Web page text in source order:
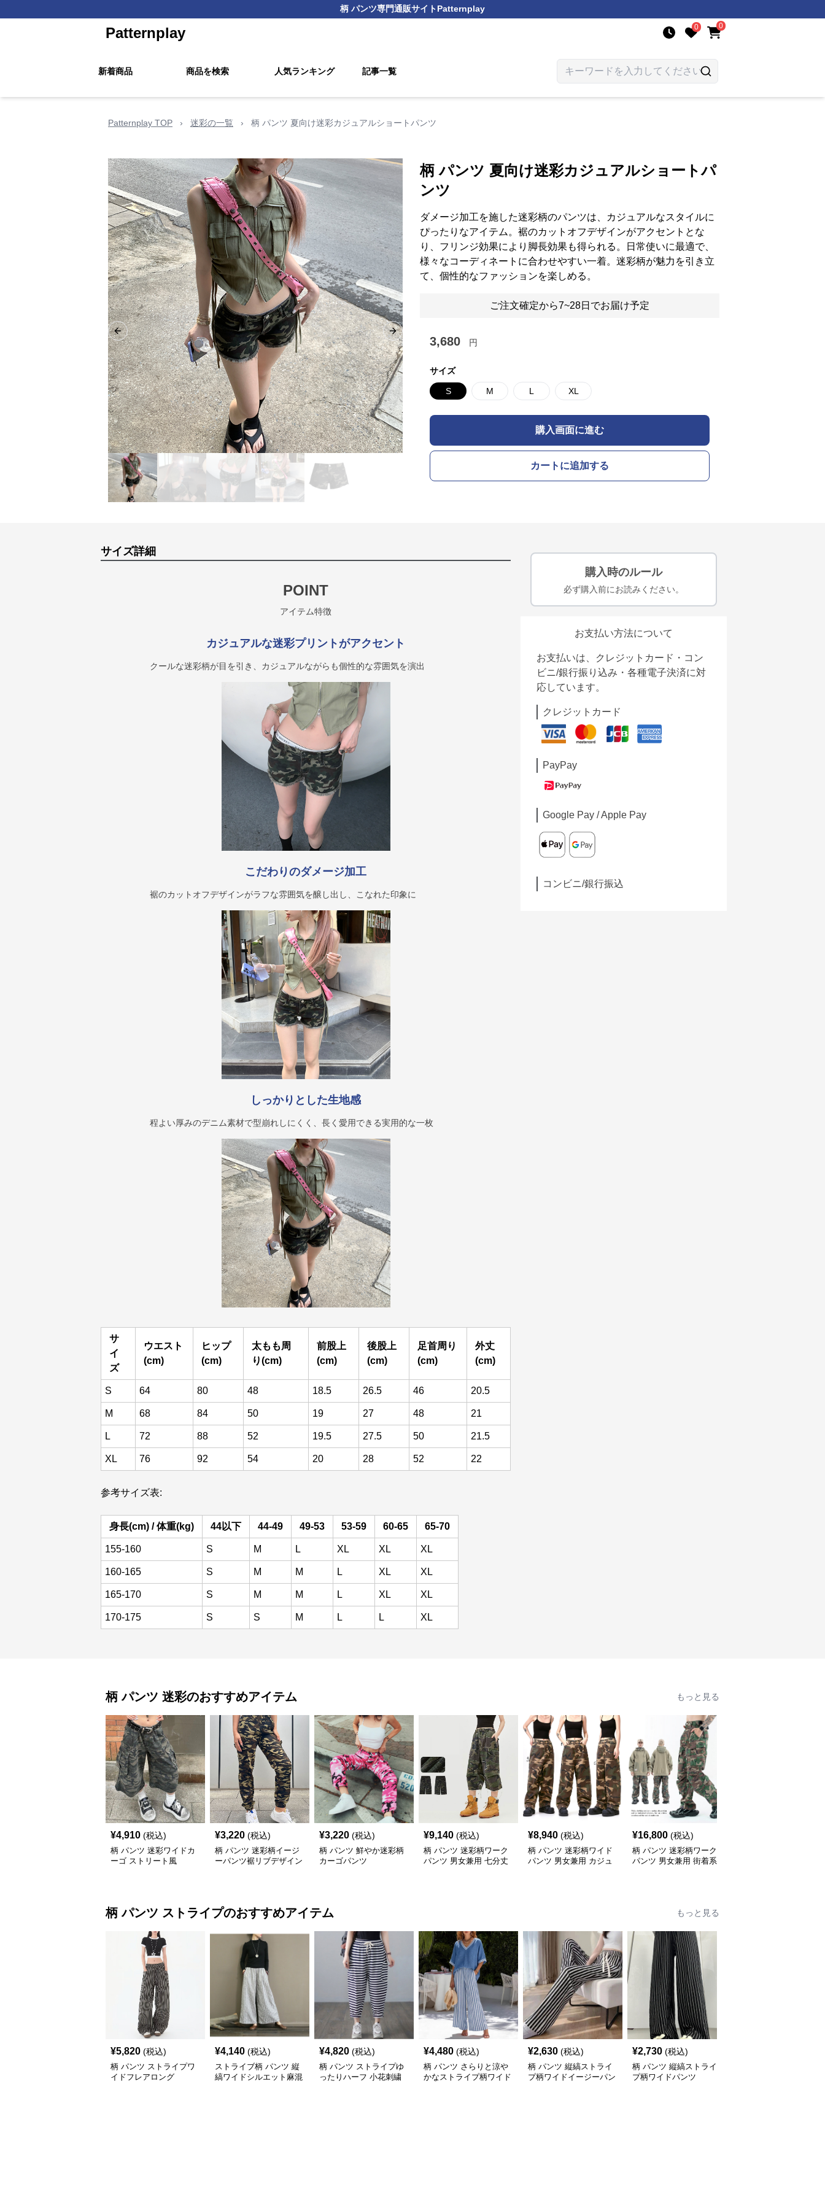
柄 パンツ専門通販サイトPatternplay
Patternplay 0 0
新着商品 商品を検索 人気ランキング 記事一覧
Patternplay TOP › 迷彩の一覧 › 柄 パンツ 夏向け迷彩カジュアルショートパンツ
Previous slide Next slide
柄 パンツ 夏向け迷彩カジュアルショートパ
ンツ
ダメージ加工を施した迷彩柄のパンツは、カジュアルなスタイルに
ぴったりなアイテム。裾のカットオフデザインがアクセントとな
り、フリンジ効果により脚長効果も得られる。日常使いに最適で、
様々なコーディネートに合わせやすい一着。迷彩柄が魅力を引き立
て、個性的なファッションを楽しめる。
ご注文確定から7~28日でお届け予定
3,680 円
サイズ
S M L XL
購入画面に進む
カートに追加する
サイズ詳細
POINT
アイテム特徴
カジュアルな迷彩プリントがアクセント
クールな迷彩柄が目を引き、カジュアルながらも個性的な雰囲気を演出
こだわりのダメージ加工
裾のカットオフデザインがラフな雰囲気を醸し出し、こなれた印象に
しっかりとした生地感
程よい厚みのデニム素材で型崩れしにくく、長く愛用できる実用的な一枚
サ
イ
ズ
ウエスト
(cm)
ヒップ
(cm)
太もも周
り(cm)
前股上
(cm)
後股上
(cm)
足首周り
(cm)
外丈
(cm)
S 64 80 48 18.5 26.5 46 20.5
M 68 84 50 19 27 48 21
L 72 88 52 19.5 27.5 50 21.5
XL 76 92 54 20 28 52 22
参考サイズ表:
身長(cm) / 体重(kg) 44以下 44-49 49-53 53-59 60-65 65-70
155-160 S M L XL XL XL
160-165 S M M L XL XL
165-170 S M M L XL XL
170-175 S S M L L XL
購入時のルール
必ず購入前にお読みください。
お支払い方法について
お支払いは、クレジットカード・コン
ビニ/銀行振り込み・各種電子決済に対
応しています。
クレジットカード
PayPay
Google Pay / Apple Pay
コンビニ/銀行振込
柄 パンツ 迷彩のおすすめアイテム もっと見る
¥4,910 (税込)
柄 パンツ 迷彩ワイドカ
ーゴ ストリート風
¥3,220 (税込)
柄 パンツ 迷彩柄イージ
ーパンツ裾リブデザイン
¥3,220 (税込)
柄 パンツ 鮮やか迷彩柄
カーゴパンツ
¥9,140 (税込)
柄 パンツ 迷彩柄ワーク
パンツ 男女兼用 七分丈
¥8,940 (税込)
柄 パンツ 迷彩柄ワイド
パンツ 男女兼用 カジュ
¥16,800 (税込)
柄 パンツ 迷彩柄ワーク
パンツ 男女兼用 街着系
柄 パンツ ストライプのおすすめアイテム もっと見る
¥5,820 (税込)
柄 パンツ ストライプワ
イドフレアロング
¥4,140 (税込)
ストライブ柄 パンツ 縦
縞ワイドシルエット麻混
¥4,820 (税込)
柄 パンツ ストライプゆ
ったりハーフ 小花刺繍
¥4,480 (税込)
柄 パンツ さらりと涼や
かなストライプ柄ワイド
¥2,630 (税込)
柄 パンツ 縦縞ストライ
プ柄ワイドイージーパン
¥2,730 (税込)
柄 パンツ 縦縞ストライ
プ柄ワイドパンツ